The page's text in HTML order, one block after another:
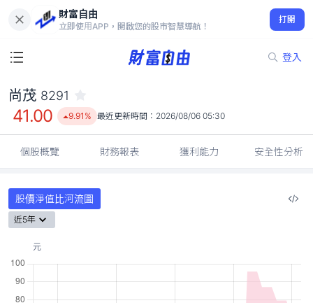
財富自由
立即使用APP，開啟您的股市智慧導航！
打開
登入
41.00
9.91%
尚茂 8291
41.00 9.91% 最近更新時間： 2026/08/06 05:30
個股概覽 財務報表 獲利能力 安全性分析
股價淨值比河流圖
近5年